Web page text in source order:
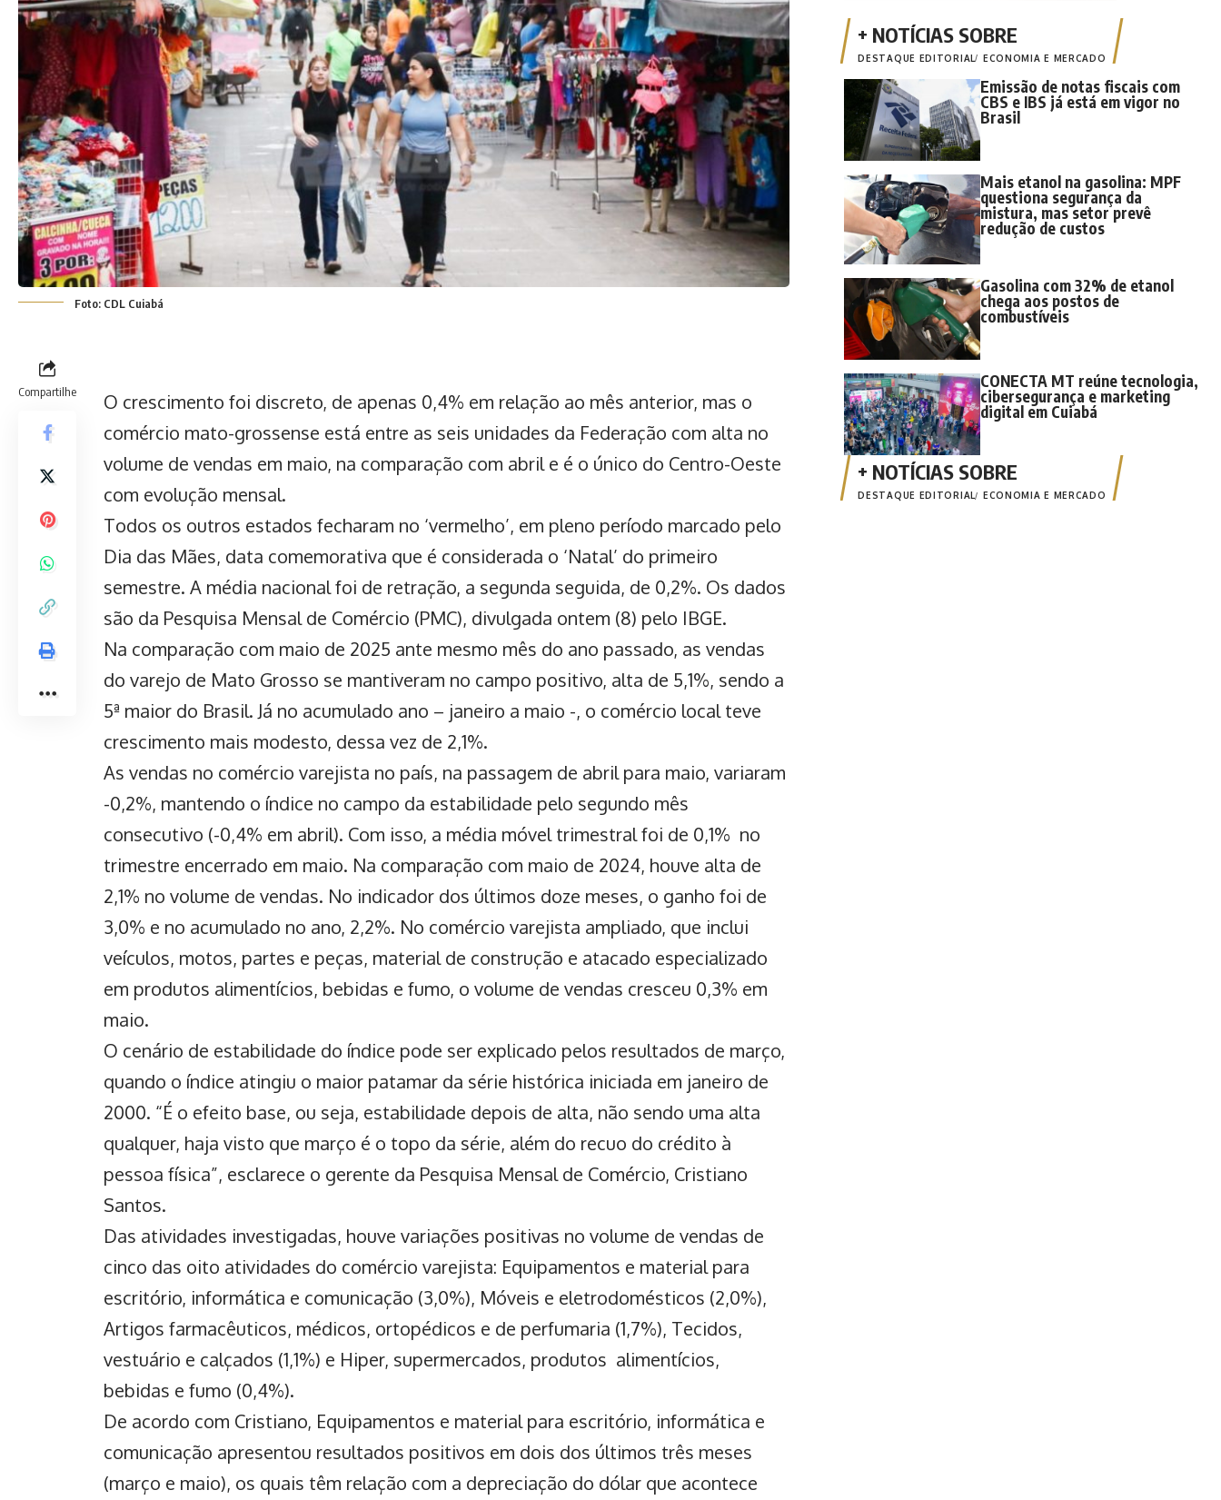
Foto: CDL Cuiabá
Compartilhe
O crescimento foi discreto, de apenas 0,4% em relação ao mês anterior, mas o
comércio mato-grossense está entre as seis unidades da Federação com alta no
volume de vendas em maio, na comparação com abril e é o único do Centro-Oeste
com evolução mensal.
Todos os outros estados fecharam no ‘vermelho’, em pleno período marcado pelo
Dia das Mães, data comemorativa que é considerada o ‘Natal’ do primeiro
semestre. A média nacional foi de retração, a segunda seguida, de 0,2%. Os dados
são da Pesquisa Mensal de Comércio (PMC), divulgada ontem (8) pelo IBGE.
Na comparação com maio de 2025 ante mesmo mês do ano passado, as vendas
do varejo de Mato Grosso se mantiveram no campo positivo, alta de 5,1%, sendo a
5ª maior do Brasil. Já no acumulado ano – janeiro a maio -, o comércio local teve
crescimento mais modesto, dessa vez de 2,1%.
As vendas no comércio varejista no país, na passagem de abril para maio, variaram
-0,2%, mantendo o índice no campo da estabilidade pelo segundo mês
consecutivo (-0,4% em abril). Com isso, a média móvel trimestral foi de 0,1% no
trimestre encerrado em maio. Na comparação com maio de 2024, houve alta de
2,1% no volume de vendas. No indicador dos últimos doze meses, o ganho foi de
3,0% e no acumulado no ano, 2,2%. No comércio varejista ampliado, que inclui
veículos, motos, partes e peças, material de construção e atacado especializado
em produtos alimentícios, bebidas e fumo, o volume de vendas cresceu 0,3% em
maio.
O cenário de estabilidade do índice pode ser explicado pelos resultados de março,
quando o índice atingiu o maior patamar da série histórica iniciada em janeiro de
2000. “É o efeito base, ou seja, estabilidade depois de alta, não sendo uma alta
qualquer, haja visto que março é o topo da série, além do recuo do crédito à
pessoa física”, esclarece o gerente da Pesquisa Mensal de Comércio, Cristiano
Santos.
Das atividades investigadas, houve variações positivas no volume de vendas de
cinco das oito atividades do comércio varejista: Equipamentos e material para
escritório, informática e comunicação (3,0%), Móveis e eletrodomésticos (2,0%),
Artigos farmacêuticos, médicos, ortopédicos e de perfumaria (1,7%), Tecidos,
vestuário e calçados (1,1%) e Hiper, supermercados, produtos alimentícios,
bebidas e fumo (0,4%).
De acordo com Cristiano, Equipamentos e material para escritório, informática e
comunicação apresentou resultados positivos em dois dos últimos três meses
(março e maio), os quais têm relação com a depreciação do dólar que acontece
DESTAQUE EDITORIAL ECONOMIA E MERCADO
Emissão de notas fiscais com
CBS e IBS já está em vigor no
Brasil
Mais etanol na gasolina: MPF
questiona segurança da
mistura, mas setor prevê
redução de custos
Gasolina com 32% de etanol
chega aos postos de
combustíveis
CONECTA MT reúne tecnologia,
cibersegurança e marketing
digital em Cuiabá
DESTAQUE EDITORIAL ECONOMIA E MERCADO